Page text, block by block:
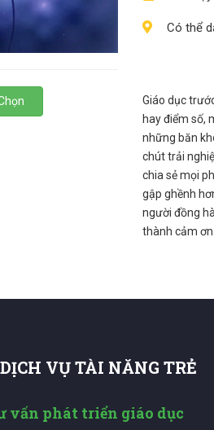
Có thể
Giáo dục
hay điểm số,
những băn
chút trải
chia sẻ mọi
gập ghềnh
người đồng
thành cảm ơn.
VỤ TÀI NĂNG TRẺ
vấn phát triển giáo dục